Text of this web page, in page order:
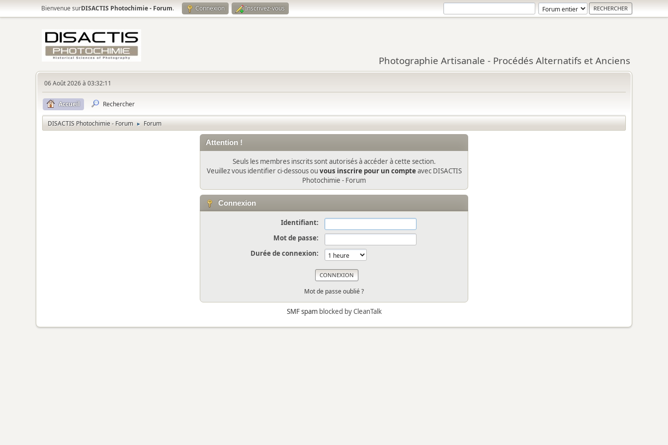
Bienvenue surDISACTIS Photochimie - Forum. Connexion Inscrivez-vous
Photographie Artisanale - Procédés Alternatifs et Anciens
06 Août 2026 à 03:32:11
Accueil Rechercher
DISACTIS Photochimie - Forum ► Forum
Attention !
Seuls les membres inscrits sont autorisés à accéder à cette section.
Veuillez vous identifier ci-dessous ou vous inscrire pour un compteavec DISACTIS
Photochimie - Forum
Connexion
Identifiant:
Mot de passe:
Durée de connexion:
Mot de passe oublié ?
SMF spamblocked by CleanTalk